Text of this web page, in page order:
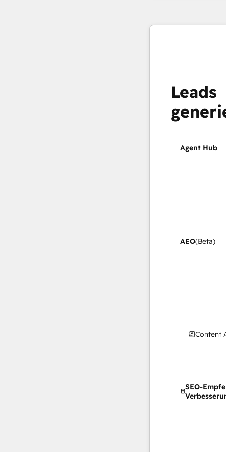
Leads
Agent Hub
AEO(Beta)
Content
SEO-